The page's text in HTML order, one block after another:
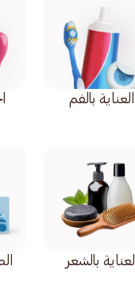
العناية بالفم
العناية بالشعر